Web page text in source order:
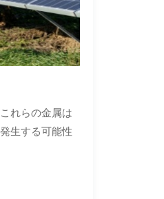
れらの金属は
生する可能性